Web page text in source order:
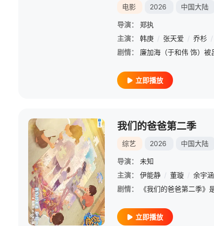
电影 2026 中国大陆
导演：
郑执
主演：
韩庚 / 张天爱 / 乔杉 /
剧情：
立即播放
我们的爸爸第二季
综艺 2026 中国大陆
导演：
未知
主演：
伊能静 / 董璇 / 余宇涵
剧情：
立即播放